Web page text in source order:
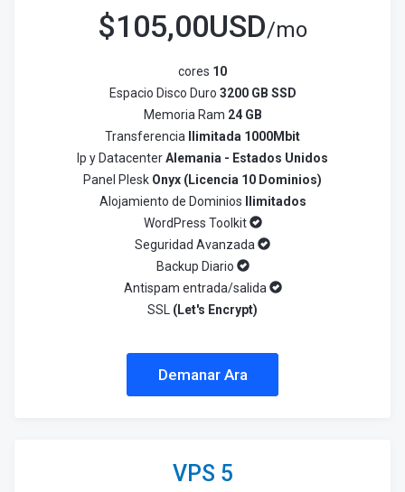
$105,00USD/mo
cores 10
Espacio Disco Duro 3200 GB SSD
Memoria Ram 24 GB
Transferencia
Ilimitada 1000Mbit
Ip y DatacenterAlemania - Estados Unidos
Panel Plesk Onyx (Licencia 10 Dominios)
Alojamiento de Dominios Ilimitados
WordPress Toolkit
Seguridad Avanzada
Backup Diario
Antispam entrada/salida
SSL (Let's Encrypt)
Demanar Ara
VPS 5